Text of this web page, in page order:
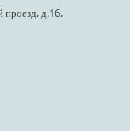
проезд, д.16,